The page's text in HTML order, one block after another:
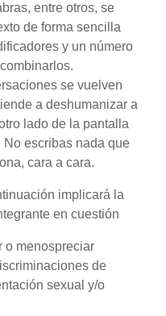
entre otros, se
de forma sencilla
y un número
se vuelven
a deshumanizar a
lado de la pantalla
escribas nada que
cara a cara.
implicará la
en cuestión
o menospreciar
de
sexual y/o